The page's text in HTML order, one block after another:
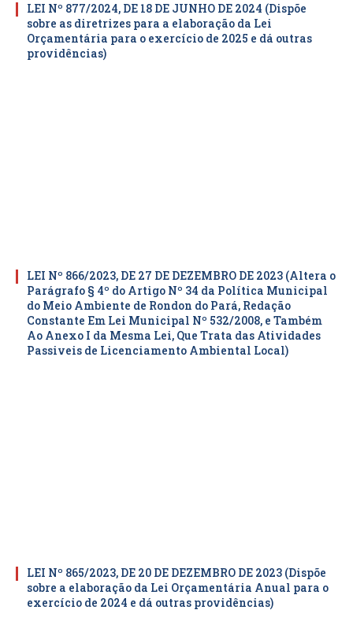
LEI Nº 877/2024, DE 18 DE JUNHO DE 2024 (Dispõe
sobre as diretrizes para a elaboração da Lei
Orçamentária para o exercício de 2025 e dá outras
providências)
LEI Nº 866/2023, DE 27 DE DEZEMBRO DE 2023 (Altera o
Parágrafo § 4º do Artigo Nº 34 da Política Municipal
do Meio Ambiente de Rondon do Pará, Redação
Constante Em Lei Municipal Nº 532/2008, e Também
Ao Anexo I da Mesma Lei, Que Trata das Atividades
Passiveis de Licenciamento Ambiental Local)
LEI Nº 865/2023, DE 20 DE DEZEMBRO DE 2023 (Dispõe
sobre a elaboração da Lei Orçamentária Anual para o
exercício de 2024 e dá outras providências)